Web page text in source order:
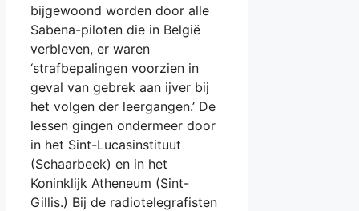
bijgewoond worden door alle
Sabena-piloten die in België
verbleven, er waren
‘strafbepalingen voorzien in
geval van gebrek aan ijver bij
het volgen der leergangen.’ De
lessen gingen ondermeer door
in het Sint-Lucasinstituut
(Schaarbeek) en in het
Koninklijk Atheneum (Sint-
Gillis.) Bij de radiotelegrafisten